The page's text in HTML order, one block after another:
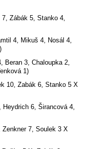
Zábák 5, Stanko 4,
4, Mikuš 4, Nosál 4,
Beran 3, Chaloupka 2,
1)
10, Zabák 6, Stanko 5 X
Heydrich 6, Širancová 4,
Zenkner 7, Soulek 3 X